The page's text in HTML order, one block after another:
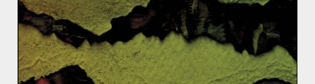
Marc GERARD 6 mars 2017 2 Comments
Les menaces sur la sécurité alimentaire
chinoise
Les difficultés du secteur agricole couplées aux